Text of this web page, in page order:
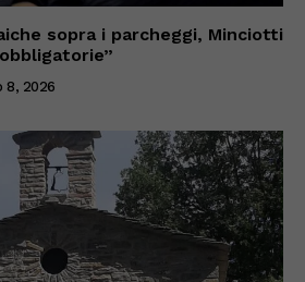
sopra i parcheggi, Minciotti
8, 2026